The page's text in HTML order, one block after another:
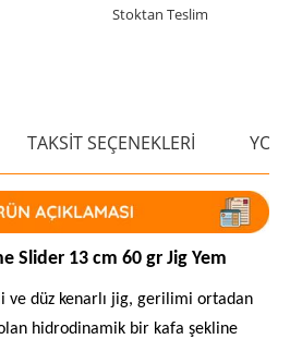
Stoktan Teslim
TAKSİT SEÇENEKLERİ
Slider 13 cm 60 gr Jig Yem
ve düz kenarlı jig, gerilimi ortadan
olan hidrodinamik bir kafa şekline